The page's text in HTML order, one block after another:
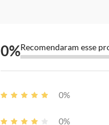
0%Recomendaram esse
0%
0%